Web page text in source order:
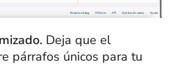
Deja que el
párrafos únicos para tu